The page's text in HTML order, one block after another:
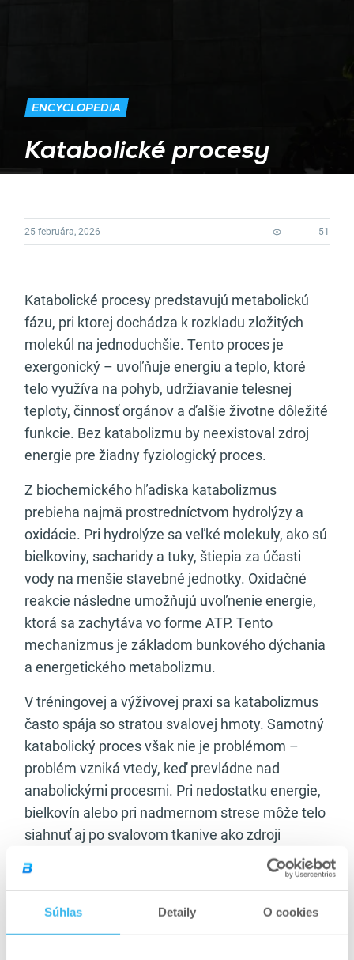
Súhlas Detaily O cookies
ENCYCLOPEDIA
Katabolické procesy
25 februára, 2026 51
Katabolické procesy predstavujú metabolickú
fázu, pri ktorej dochádza k rozkladu zložitých
molekúl na jednoduchšie. Tento proces je
exergonický – uvoľňuje energiu a teplo, ktoré
telo využíva na pohyb, udržiavanie telesnej
teploty, činnosť orgánov a ďalšie životne dôležité
funkcie. Bez katabolizmu by neexistoval zdroj
energie pre žiadny fyziologický proces.
Z biochemického hľadiska katabolizmus
prebieha najmä prostredníctvom hydrolýzy a
oxidácie. Pri hydrolýze sa veľké molekuly, ako sú
bielkoviny, sacharidy a tuky, štiepia za účasti
vody na menšie stavebné jednotky. Oxidačné
reakcie následne umožňujú uvoľnenie energie,
ktorá sa zachytáva vo forme ATP. Tento
mechanizmus je základom bunkového dýchania
a energetického metabolizmu.
V tréningovej a výživovej praxi sa katabolizmus
často spája so stratou svalovej hmoty. Samotný
katabolický proces však nie je problémom –
problém vzniká vtedy, keď prevládne nad
anabolickými procesmi. Pri nedostatku energie,
bielkovín alebo pri nadmernom strese môže telo
siahnuť aj po svalovom tkanive ako zdroji
energie. Práve preto sa katabolizmus vždy rieši v
kontexte rovnováhy s anabolizmom, čo detailne
Pri redukcii hmotnosti je katabolizmus